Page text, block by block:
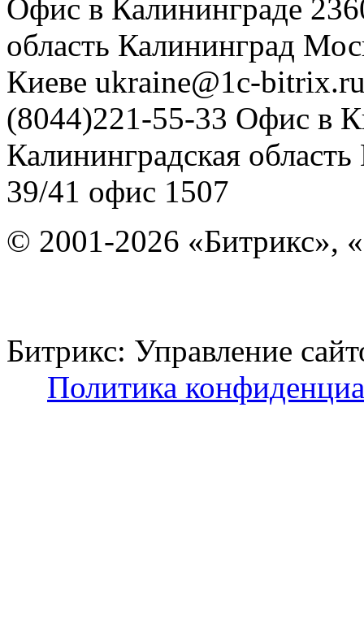
Офис в Калининграде
область Калининград
Киеве ukraine@1c-
(8044)221-55-33 Офис в
Калининградская область
39/41 офис 1507
© 2001-2026 «Битрикс»,
Битрикс: Управление
Политика